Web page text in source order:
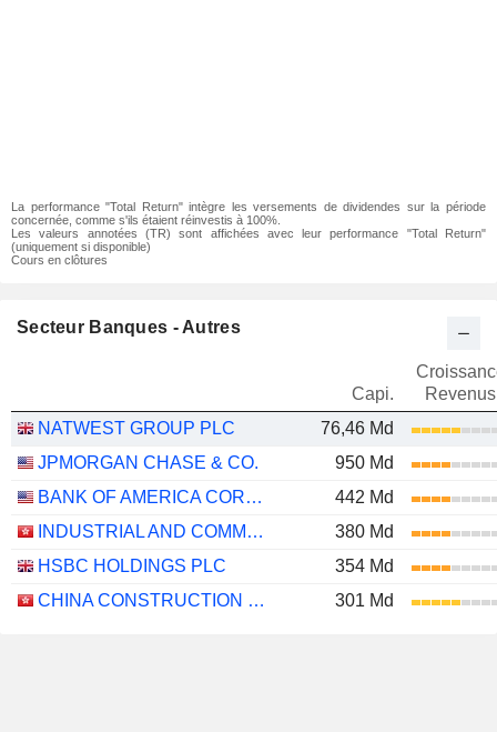
La performance "Total Return" intègre les versements de dividendes sur la période
concernée, comme s'ils étaient réinvestis à 100%.
Les valeurs annotées (TR) sont affichées avec leur performance "Total Return"
(uniquement si disponible)
Cours en clôtures
Secteur Banques - Autres
Capi.
Revenus
NATWEST GROUP PLC
76,46 Md
JPMORGAN CHASE & CO.
950 Md
BANK OF AMERICA CORPORATION
442 Md
INDUSTRIAL AND COMMERCIAL BANK OF CHINA LIMITED
380 Md
HSBC HOLDINGS PLC
354 Md
CHINA CONSTRUCTION BANK CORPORATION
301 Md